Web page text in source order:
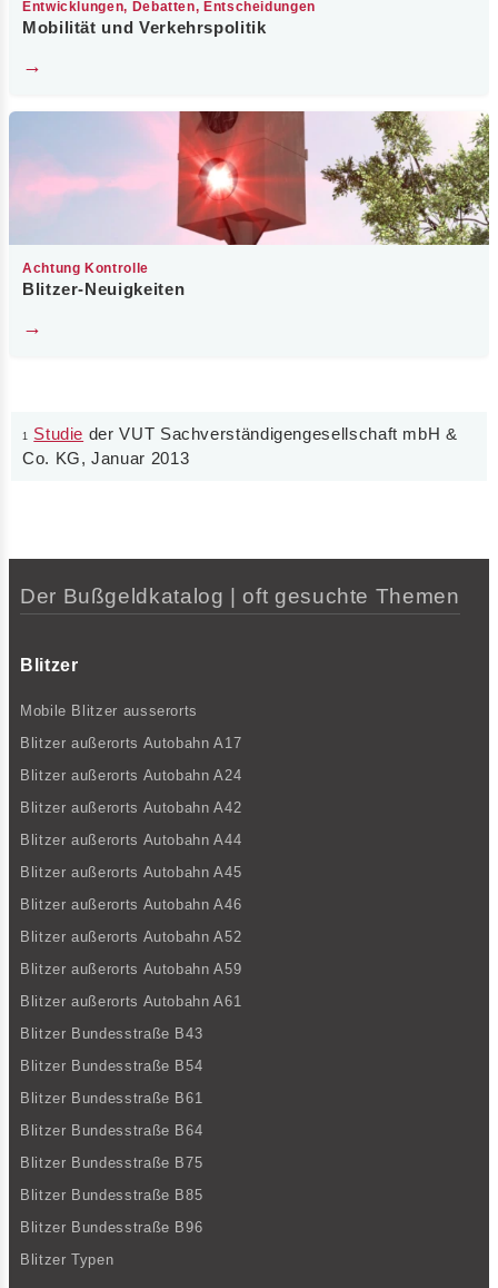
Entwicklungen, Debatten, Entscheidungen
Mobilität und Verkehrspolitik
→
Achtung Kontrolle
Blitzer-Neuigkeiten
→
1 Studie der VUT Sachverständigengesellschaft mbH &
Co. KG, Januar 2013
Der Bußgeldkatalog | oft gesuchte Themen
Blitzer
Mobile Blitzer ausserorts
Blitzer außerorts Autobahn A17
Blitzer außerorts Autobahn A24
Blitzer außerorts Autobahn A42
Blitzer außerorts Autobahn A44
Blitzer außerorts Autobahn A45
Blitzer außerorts Autobahn A46
Blitzer außerorts Autobahn A52
Blitzer außerorts Autobahn A59
Blitzer außerorts Autobahn A61
Blitzer Bundesstraße B43
Blitzer Bundesstraße B54
Blitzer Bundesstraße B61
Blitzer Bundesstraße B64
Blitzer Bundesstraße B75
Blitzer Bundesstraße B85
Blitzer Bundesstraße B96
Blitzer Typen